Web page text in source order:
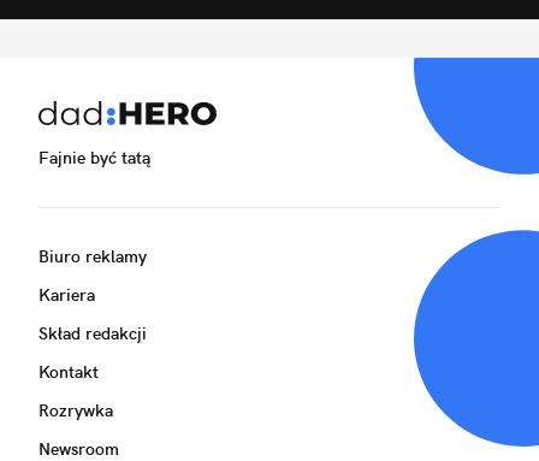
Fajnie być tatą
Biuro reklamy
Kariera
Skład redakcji
Kontakt
Rozrywka
Newsroom